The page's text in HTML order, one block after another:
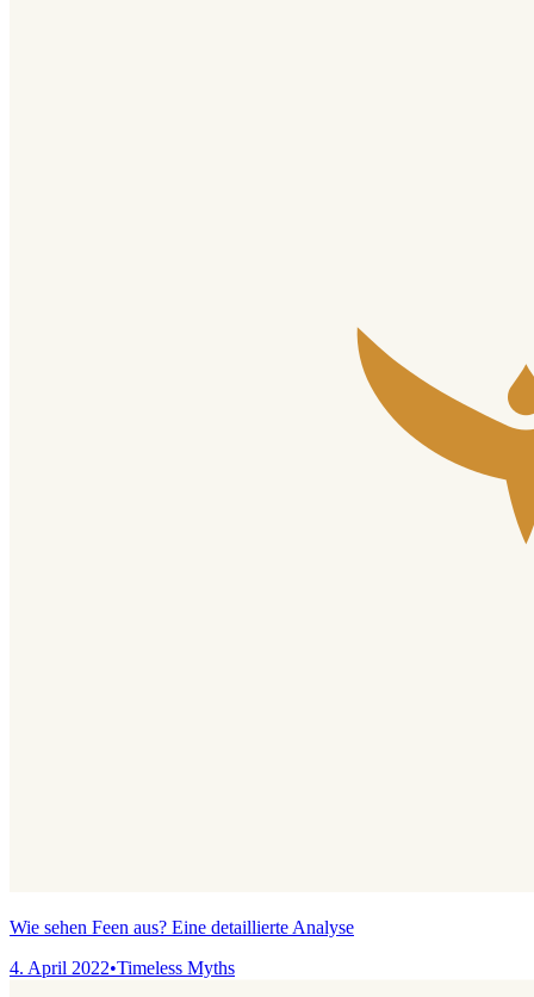
Wie sehen Feen aus? Eine detaillierte Analyse
4. April 2022•Timeless Myths